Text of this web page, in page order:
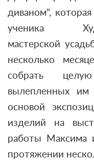
диваном",
ученика
мастерской
несколько
собрать
вылепленных им
основой
изделий на
работы Максима
протяжении